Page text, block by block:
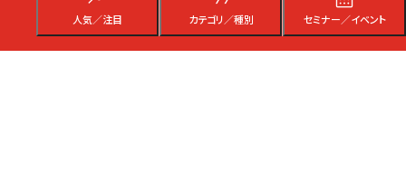
人気／注目 カテゴリ／種別 セミナー／イベント